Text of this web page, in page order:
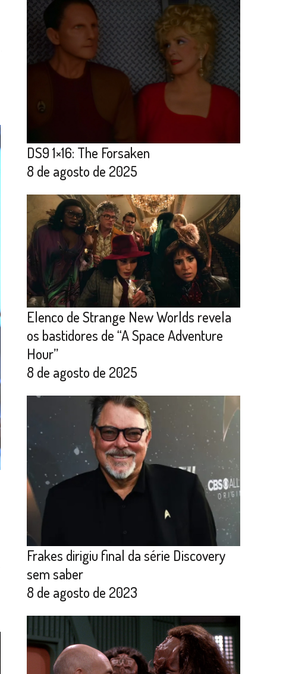
DS9 1×16: The Forsaken
8 de agosto de 2025
Elenco de Strange New Worlds revela
os bastidores de “A Space Adventure
Hour”
8 de agosto de 2025
Frakes dirigiu final da série Discovery
sem saber
8 de agosto de 2023